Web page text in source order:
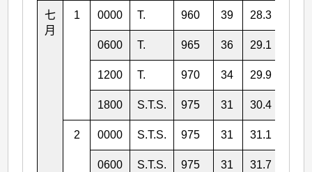
七
月
1 0000 T. 960 39 28.3
0600 T. 965 36 29.1
1200 T. 970 34 29.9
1800 S.T.S. 975 31 30.4
2 0000 S.T.S. 975 31 31.1
0600 S.T.S. 975 31 31.7